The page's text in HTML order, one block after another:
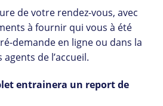
de votre rendez-vous, avec
à fournir qui vous à été
demande en ligne ou dans la
de l’accueil.
entrainera un report de